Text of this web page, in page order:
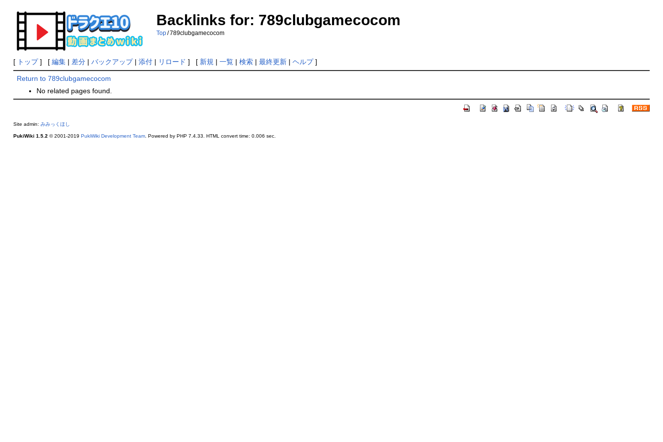
Backlinks for: 789clubgamecocom
Top/789clubgamecocom
[ トップ] [ 編集| 差分| バックアップ| 添付| リロード ] [ 新規 | 一覧| 検索| 最終更新| ヘルプ]
Return to 789clubgamecocom
No related pages found.
Site admin: みみっくほし
PukiWiki 1.5.2 © 2001-2019 PukiWiki Development Team. Powered by PHP 7.4.33. HTML convert time: 0.006 sec.